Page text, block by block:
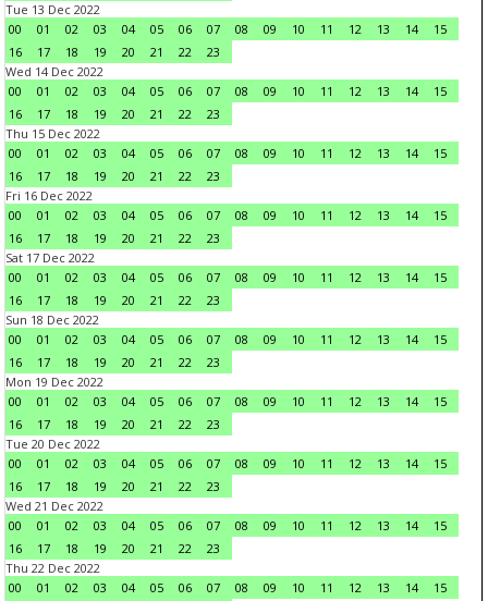
Tue 13 Dec 2022
00
01 02 03 04 05 06 07 08 09 10 11 12 13 14
15
16
17 18 19 20 21 22
23
Wed 14 Dec 2022
00
01 02 03 04 05 06 07 08 09 10 11 12 13 14
15
16
17 18 19 20 21 22
23
Thu 15 Dec 2022
00
01 02 03 04 05 06 07 08 09 10 11 12 13 14
15
16
17 18 19 20 21 22
23
Fri 16 Dec 2022
00
01 02 03 04 05 06 07 08 09 10 11 12 13 14
15
16
17 18 19 20 21 22
23
Sat 17 Dec 2022
00
01 02 03 04 05 06 07 08 09 10 11 12 13 14
15
16
17 18 19 20 21 22
23
Sun 18 Dec 2022
00
01 02 03 04 05 06 07 08 09 10 11 12 13 14
15
16
17 18 19 20 21 22
23
Mon 19 Dec 2022
00
01 02 03 04 05 06 07 08 09 10 11 12 13 14
15
16
17 18 19 20 21 22
23
Tue 20 Dec 2022
00
01 02 03 04 05 06 07 08 09 10 11 12 13 14
15
16
17 18 19 20 21 22
23
Wed 21 Dec 2022
00
01 02 03 04 05 06 07 08 09 10 11 12 13 14
15
16
17 18 19 20 21 22
23
Thu 22 Dec 2022
00
01 02 03 04 05 06 07 08 09 10 11 12 13 14
15